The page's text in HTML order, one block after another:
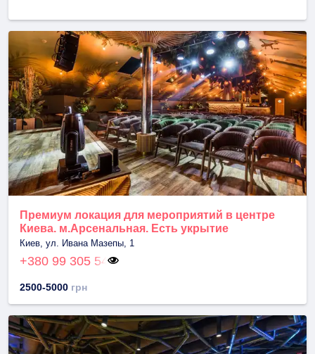
Премиум локация для мероприятий в центре
Киева. м.Арсенальная. Есть укрытие
Киев, ул. Ивана Мазепы, 1
+380 99 305 54
2500-5000 грн